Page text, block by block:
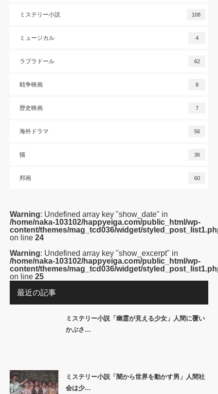
ミステリー小説 108
ミュージカル 4
ラブラドール 62
戦争映画 8
歴史映画 7
海外ドラマ 56
猫 36
邦画 60
Warning: Undefined array key "show_date" in
/home/naka-103102/happyeiga.com/public_html/wp-
content/themes/mag_tcd036/widget/
on line 24
Warning: Undefined array key "show_excerpt" in
/home/naka-103102/happyeiga.com/public_html/wp-
content/themes/mag_tcd036/widget/
on line 25
最近の記事
ミステリー小説「幽霊が見える少女」人間に覆い
かぶさ…
ミステリー小説「闇から世界を動かす男」人間社
会は少…